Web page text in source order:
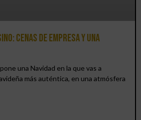
cenas de empresa y una
una Navidad en la que vas a
más auténtica, en una atmósfera